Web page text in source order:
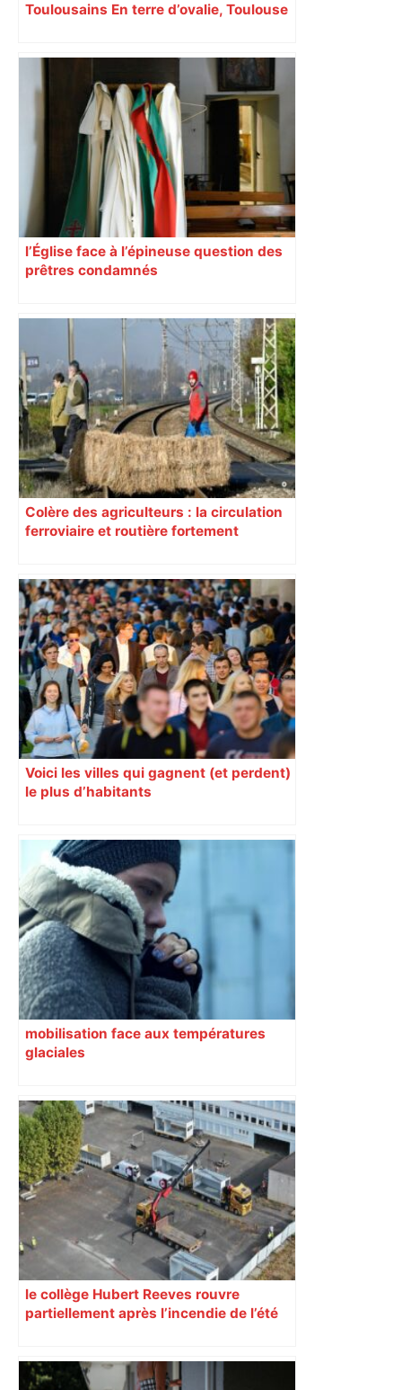
Toulousains En terre d’ovalie, Toulouse
revendiquant surtout son art du jeu en
mouvement, vif et spectaculaire.
Décryptage. Série (4 / 10)
l’Église face à l’épineuse question des
prêtres condamnés
Colère des agriculteurs : la circulation
ferroviaire et routière fortement
Voici les villes qui gagnent (et perdent)
le plus d’habitants
mobilisation face aux températures
glaciales
le collège Hubert Reeves rouvre
partiellement après l’incendie de l’été